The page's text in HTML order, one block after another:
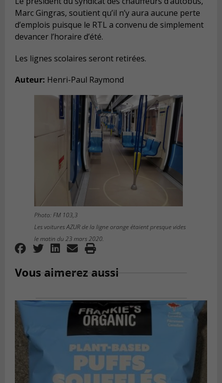
Marc Gingras, soutient qu’il n’y aura aucune perte
d’emplois puisque le RTL a convenu de simplement
devancer l’horaire d’été.
Les lignes scolaires seront retirées.
Auteur: Henri-Paul Raymond
Photo: FM 103,3
Les voitures AZUR de la ligne orange étaient presque vides
le matin du 23 mars 2020.
Vous aimerez aussi